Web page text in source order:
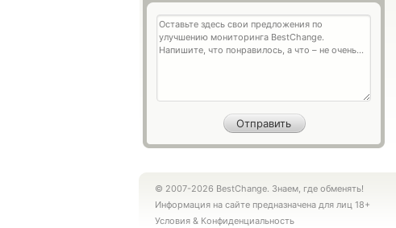
© 2007-2026 BestChange. Знаем, где обменять!
Информация на сайте предназначена для лиц 18+
Условия & Конфиденциальность